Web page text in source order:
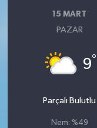
15 MART
PAZAR
9°
Parçalı Bulutlu
Nem: %49